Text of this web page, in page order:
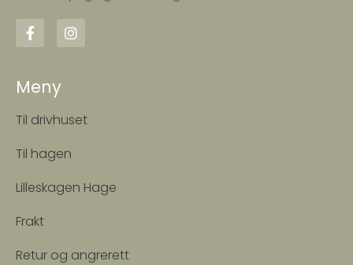
Meny
Til drivhuset
Til hagen
Lilleskagen Hage
Frakt
Retur og angrerett